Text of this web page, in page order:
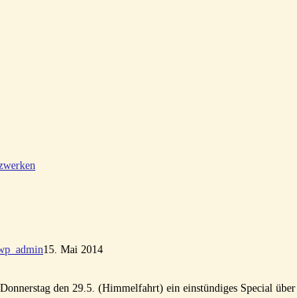
15. Mai 2014
den 29.5. (Himmelfahrt) ein einstündiges Special